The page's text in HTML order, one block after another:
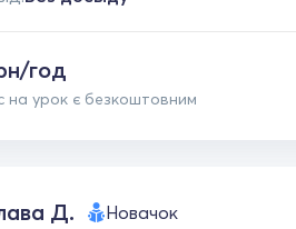
год
на урок є безкоштовним
Д.
Новачок